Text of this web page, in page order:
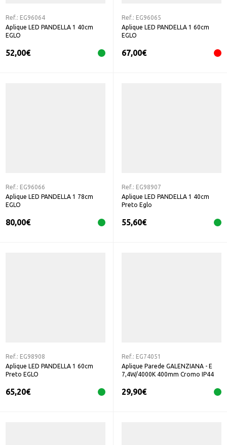
Ref.: EG96064
Aplique LED PANDELLA 1 40cm
EGLO
52,00€
Ref.: EG96065
Aplique LED PANDELLA 1 60cm
EGLO
67,00€
Ref.: EG96066
Aplique LED PANDELLA 1 78cm
EGLO
80,00€
Ref.: EG98907
Aplique LED PANDELLA 1 40cm
Preto Eglo
55,60€
Ref.: EG98908
Aplique LED PANDELLA 1 60cm
Preto EGLO
65,20€
Ref.: EG74051
Aplique Parede GALENZIANA - E
7,4W/4000K 400mm Cromo IP44
29,90€